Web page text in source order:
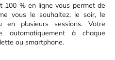
100 % en ligne vous permet de
vous le souhaitez, le soir, le
plusieurs sessions. Votre
automatiquement à chaque
ou smartphone.